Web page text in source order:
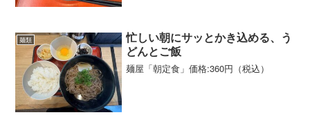
麺類
忙しい朝にサッとかき込める、う
どんとご飯
麺屋「朝定食」価格:360円（税込）